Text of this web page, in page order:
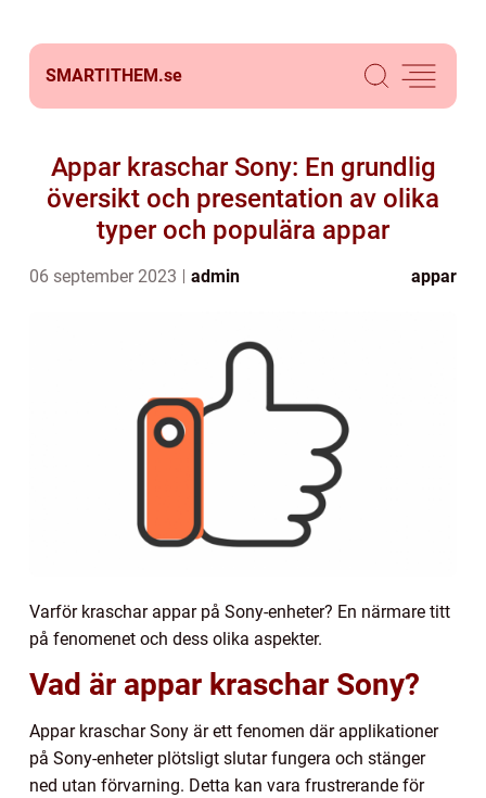
SMARTITHEM.se
Appar kraschar Sony: En grundlig
översikt och presentation av olika
typer och populära appar
06 september 2023 admin appar
Varför kraschar appar på Sony-enheter? En närmare titt
på fenomenet och dess olika aspekter.
Vad är appar kraschar Sony?
Appar kraschar Sony är ett fenomen där applikationer
på Sony-enheter plötsligt slutar fungera och stänger
ned utan förvarning. Detta kan vara frustrerande för